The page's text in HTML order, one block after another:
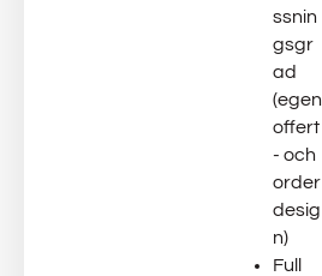
ssnin
gsgr
ad
(egen
offert
- och
order
desig
n)
Full